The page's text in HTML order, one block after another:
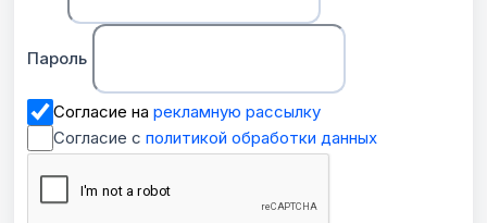
Пароль
Согласие на рекламную рассылку
Согласие с политикой обработки данных